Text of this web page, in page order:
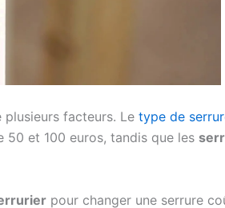
facteurs. Le type de
50 et 100 euros, tandis que les
pour changer une serrure